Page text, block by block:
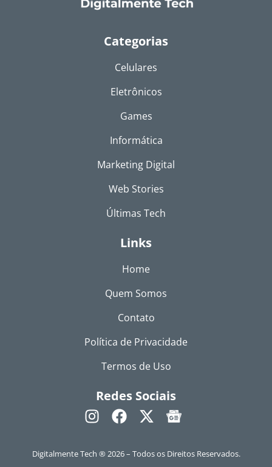
Categorias
Celulares
Eletrônicos
Games
Informática
Marketing Digital
Web Stories
Últimas Tech
Links
Home
Quem Somos
Contato
Política de Privacidade
Termos de Uso
Redes Sociais
Digitalmente Tech ® 2026 – Todos os Direitos Reservados.